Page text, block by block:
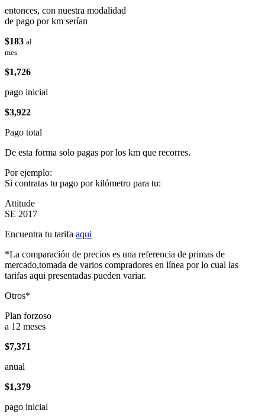
entonces, con nuestra modalidad
de pago por km serían
$183 al
mes
$1,726
pago inicial
$3,922
Pago total
De esta forma solo pagas por los km que recorres.
Por ejemplo:
Si contratas tu pago por kilómetro para tu:
Attitude
SE 2017
Encuentra tu tarifa aqui
*La comparación de precios es una referencia de primas de
mercado,tomada de varios compradores en línea por lo cual las
tarifas aqui presentadas pueden variar.
Otros*
Plan forzoso
a 12 meses
$7,371
anual
$1,379
pago inicial